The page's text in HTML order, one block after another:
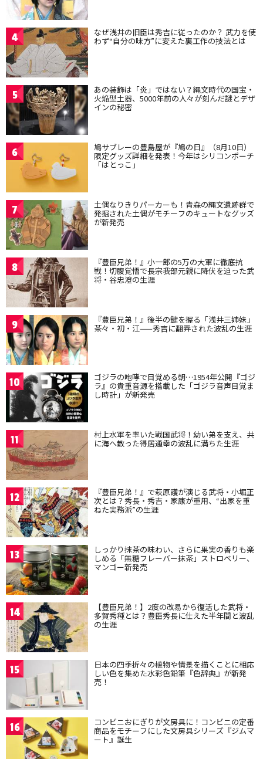
4 なぜ浅井の旧臣は秀吉に従ったのか？ 武力を使
わず“自分の味方”に変えた裏工作の技法とは
5 あの装飾は「炎」ではない？縄文時代の国宝・
火焔型土器、5000年前の人々が刻んだ謎とデザ
インの秘密
6 鳩サブレーの豊島屋が『鳩の日』（8月10日）
限定グッズ詳細を発表！今年はシリコンポーチ
「はとっこ」
7 土偶なりきりパーカーも！青森の縄文遺跡群で
発掘された土偶がモチーフのキュートなグッズ
が新発売
8 『豊臣兄弟！』小一郎の5万の大軍に徹底抗
戦！切腹覚悟で長宗我部元親に降伏を迫った武
将・谷忠澄の生涯
9 『豊臣兄弟！』後半の鍵を握る「浅井三姉妹」
茶々・初・江——秀吉に翻弄された波乱の生涯
10 ゴジラの咆哮で目覚める朝…1954年公開『ゴジ
ラ』の貴重音源を搭載した「ゴジラ音声目覚ま
し時計」が新発売
11 村上水軍を率いた戦国武将！幼い弟を支え、共
に海へ散った得居通幸の波乱に満ちた生涯
12 『豊臣兄弟！』で萩原護が演じる武将・小堀正
次とは？秀長・秀吉・家康が重用、“出家を重
ねた実務派”の生涯
13 しっかり抹茶の味わい、さらに果実の香りも楽
しめる「無糖フレーバー抹茶」ストロベリー、
マンゴー新発売
14 【豊臣兄弟！】2度の改易から復活した武将・
多賀秀種とは？豊臣秀長に仕えた半年間と波乱
の生涯
15 日本の四季折々の植物や情景を描くことに相応
しい色を集めた水彩色鉛筆『色辞典』が新発
売！
16 コンビニおにぎりが文房具に！コンビニの定番
商品をモチーフにした文房具シリーズ『ジムマ
ート』誕生